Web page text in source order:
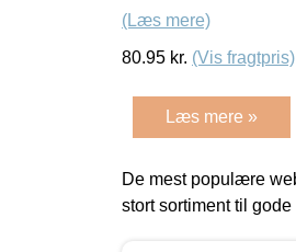
(Læs mere)
80.95 kr. (Vis fragtpris)
Læs mere »
De mest populære
stort sortiment til gode